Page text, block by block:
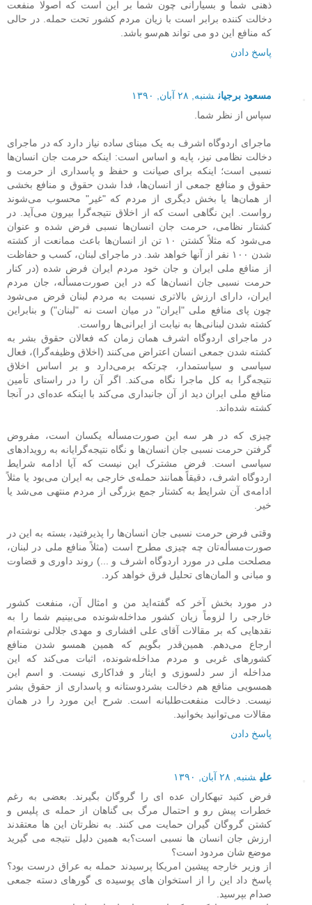
ذهنی شما و بسیارانی چون شما بر این است که اصولا منفعت
دخالت کننده برابر است با زیان مردم کشور تحت حمله. در حالی
که منافع این دو می تواند هم‌سو باشد.
پاسخ دادن
مسعود برجیان شنبه, ۲۸ آبان, ۱۳۹۰
سپاس از نظر شما.
ماجرای اردوگاه اشرف به یک مبنای ساده نیاز دارد که در ماجرای
دخالت نظامی نیز، پایه و اساس است: اینکه حرمت جان انسان‌ها
نسبی است؛ اینکه برای صیانت و حفظ و پاسداری از حرمت و
حقوق و منافع جمعی از انسان‌ها، فدا شدن حقوق و منافع بخشی
از همان‌ها یا بخش دیگری از مردم که "غیر" محسوب می‌شوند
رواست. این نگاهی است که از اخلاق نتیجه‌گرا بیرون می‌آید. در
کشتار نظامی، حرمت جان انسان‌ها نسبی فرض شده و عنوان
می‌شود که مثلاً کشتن ۱۰ تن از انسان‌ها باعث ممانعت از کشته
شدن ۱۰۰ نفر از آنها خواهد شد. در ماجرای لبنان، کسب و حفاظت
از منافع ملی ایران و جان خود مردم ایران فرض شده (در کنار
حرمت نسبی جان انسان‌ها که در این صورت‌مسأله، جان مردم
ایران، دارای ارزش بالاتری نسبت به مردم لبنان فرض می‌شود
چون پای منافع ملی "ایران" در میان است نه "لبنان") و بنابراین
کشته شدن لبنانی‌ها به نیابت از ایرانی‌ها رواست.
در ماجرای اردوگاه اشرف همان زمان که فعالان حقوق بشر به
کشته شدن جمعی انسان اعتراض می‌کنند (اخلاق وظیفه‌گرا)، فعال
سیاسی و سیاستمدار، چرتکه برمی‌دارد و بر اساس اخلاق
نتیجه‌گرا به کل ماجرا نگاه می‌کند. اگر آن را در راستای تأمین
منافع ملی ایران دید از آن جانبداری می‌کند با اینکه عده‌ای در آنجا
کشته شده‌اند.
چیزی که در هر سه این صورت‌مسأله یکسان است، مفروض
گرفتن حرمت نسبی جان انسان‌ها و نگاه نتیجه‌گرایانه به رویدادهای
سیاسی است. فرض مشترک این نیست که آیا ادامه شرایط
اردوگاه اشرف، دقیقاً همانند حمله‌ی خارجی به ایران می‌بود یا مثلاً
ادامه‌ی آن شرایط به کشتار جمع بزرگی از مردم منتهی می‌شد یا
خیر.
وقتی فرض حرمت نسبی جان انسان‌ها را پذیرفتید، بسته به این در
صورت‌مسأله‌تان چه چیزی مطرح است (مثلاً منافع ملی در لبنان،
مصلحت ملی در مورد اردوگاه اشرف و ...) روند داوری و قضاوت
و مبانی و المان‌های تحلیل فرق خواهد کرد.
در مورد بخش آخر که گفته‌اید من و امثال آن، منفعت کشور
خارجی را لزوماً زیان کشور مداخله‌شونده می‌بینیم شما را به
نقدهایی که بر مقالات آقای علی افشاری و مهدی جلالی نوشته‌ام
ارجاع می‌دهم. همین‌قدر بگویم که همین همسو شدن منافع
کشورهای غربی و مردم مداخله‌شونده، اثبات می‌کند که این
مداخله از سر دلسوزی و ایثار و فداکاری نیست. و اسم این
همسویی منافع هم دخالت بشردوستانه و پاسداری از حقوق بشر
نیست. دخالت منفعت‌طلبانه است. شرح این مورد را در همان
مقالات می‌توانید بخوانید.
پاسخ دادن
علی شنبه, ۲۸ آبان, ۱۳۹۰
فرض کنید تبهکاران عده ای را گروگان بگیرند. بعضی به رغم
خطرات پیش رو و احتمال مرگ بی گناهان از حمله ی پلیس و
کشتن گروگان گیران حمایت می کنند. به نظرتان این ها معتقدند
ارزش جان انسان ها نسبی است؟به همین دلیل نتیجه می گیرید
موضع شان مردود است؟
از وزیر خارجه پیشین امریکا پرسیدند حمله به عراق درست بود؟
پاسخ داد این را از استخوان های پوسیده ی گورهای دسته جمعی
صدام بپرسید.